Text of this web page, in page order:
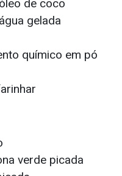
de coco
gelada
químico em pó
verde picada